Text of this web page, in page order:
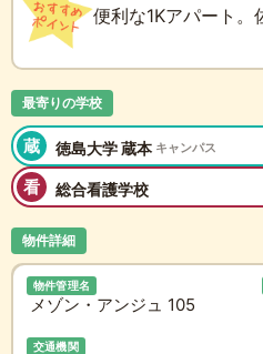
便利な1Kアパート。
最寄りの学校
蔵 徳島大学 蔵本 キャンパス
看 総合看護学校
物件詳細
物件管理名
メゾン・アンジュ 105
交通機関